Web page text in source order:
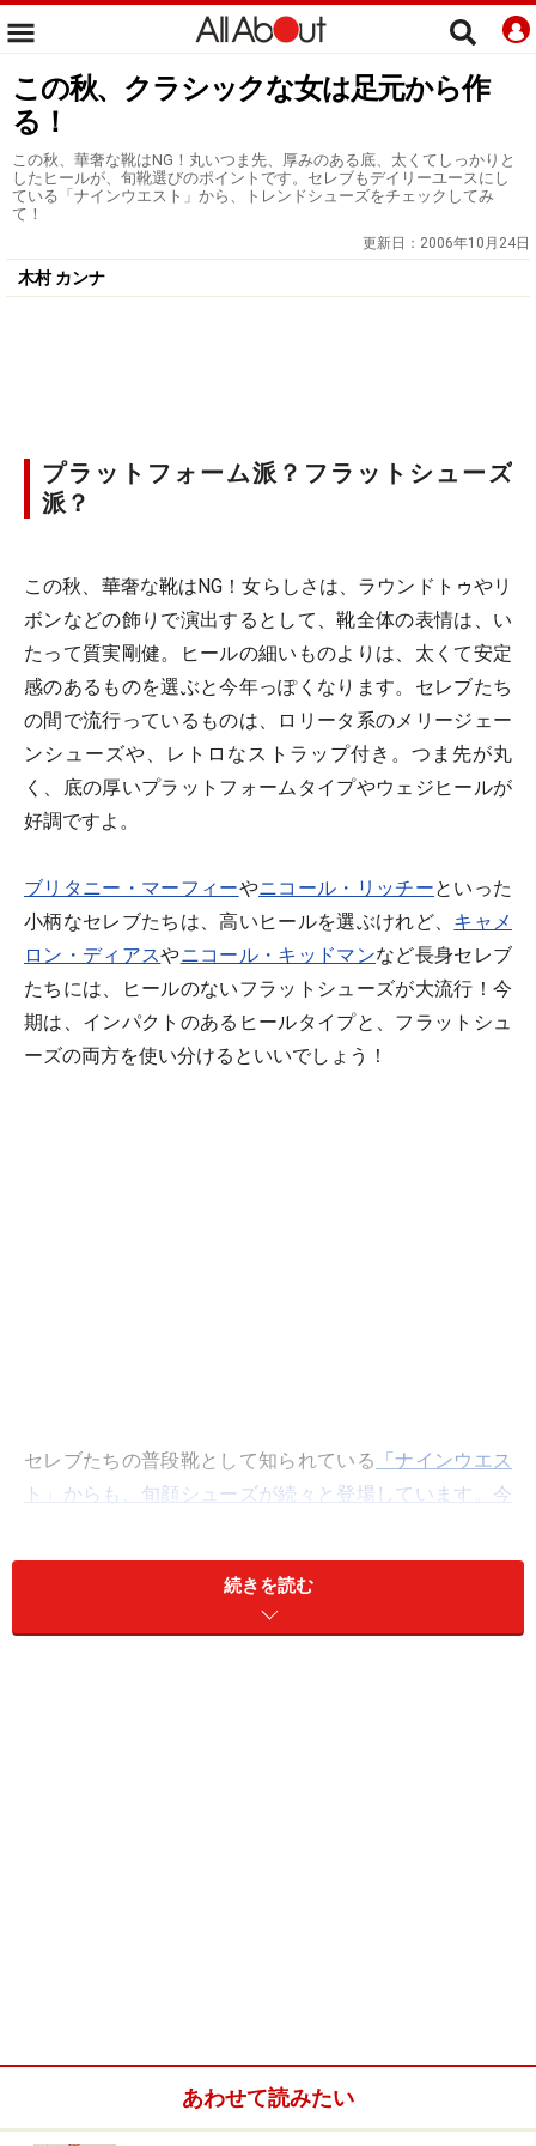
この秋、クラシックな女は足元から作
る！
この秋、華奢な靴はNG！丸いつま先、厚みのある底、太くてしっかりと
したヒールが、旬靴選びのポイントです。セレブもデイリーユースにし
ている「ナインウエスト」から、トレンドシューズをチェックしてみ
て！
更新日： 2006年10月24日
木村 カンナ
プラットフォーム派？フラットシューズ
派？
この秋、華奢な靴はNG！女らしさは、ラウンドトゥやリ
ボンなどの飾りで演出するとして、靴全体の表情は、い
たって質実剛健。ヒールの細いものよりは、太くて安定
感のあるものを選ぶと今年っぽくなります。セレブたち
の間で流行っているものは、ロリータ系のメリージェー
ンシューズや、レトロなストラップ付き。つま先が丸
く、底の厚いプラットフォームタイプやウェジヒールが
好調ですよ。
ブリタニー・マーフィーやニコール・リッチーといった
小柄なセレブたちは、高いヒールを選ぶけれど、 キャメ
ロン・ディアスやニコール・キッドマンなど長身セレブ
たちには、ヒールのないフラットシューズが大流行！今
期は、インパクトのあるヒールタイプと、フラットシュ
ーズの両方を使い分けるといいでしょう！
セレブたちの普段靴として知られている 「ナインウエス
ト」からも、旬顔シューズが続々と登場しています。今
バッチリきめてくださいネ！
【CONTENTS】
続きを読む
あわせて読みたい